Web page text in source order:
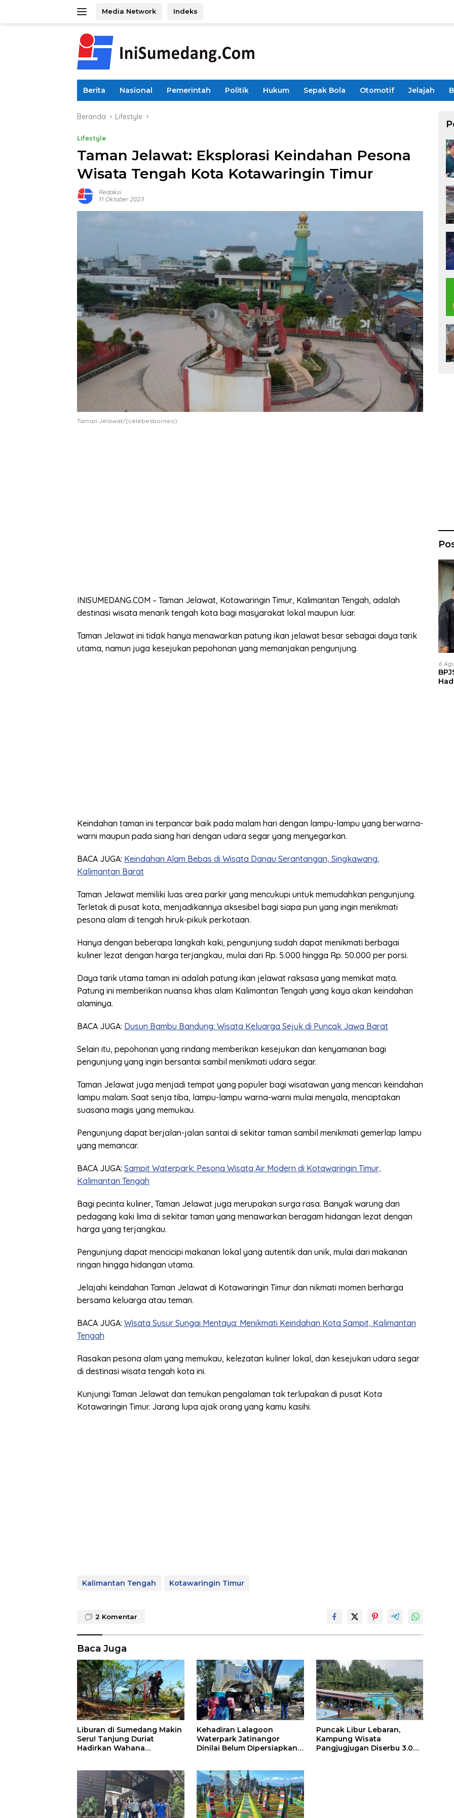
Media Network Indeks
Berita Nasional Pemerintah Politik Hukum Sepak Bola Otomotif Jelajah
Beranda Lifestyle
Lifestyle
Taman Jelawat: Eksplorasi Keindahan Pesona
Wisata Tengah Kota Kotawaringin Timur
Redaksi
11 Oktober 2023
Taman Jelawat/(celebesborneo)
INISUMEDANG.COM – Taman Jelawat, Kotawaringin Timur, Kalimantan Tengah, adalah
destinasi wisata menarik tengah kota bagi masyarakat lokal maupun luar.
Taman Jelawat ini tidak hanya menawarkan patung ikan jelawat besar sebagai daya tarik
utama, namun juga kesejukan pepohonan yang memanjakan pengunjung.
Keindahan taman ini terpancar baik pada malam hari dengan lampu-lampu yang berwarna-
warni maupun pada siang hari dengan udara segar yang menyegarkan.
BACA JUGA: Keindahan Alam Bebas di Wisata Danau Serantangan, Singkawang,
Kalimantan Barat
Taman Jelawat memiliki luas area parkir yang mencukupi untuk memudahkan pengunjung.
Terletak di pusat kota, menjadikannya aksesibel bagi siapa pun yang ingin menikmati
pesona alam di tengah hiruk-pikuk perkotaan.
Hanya dengan beberapa langkah kaki, pengunjung sudah dapat menikmati berbagai
kuliner lezat dengan harga terjangkau, mulai dari Rp. 5.000 hingga Rp. 50.000 per porsi.
Daya tarik utama taman ini adalah patung ikan jelawat raksasa yang memikat mata.
Patung ini memberikan nuansa khas alam Kalimantan Tengah yang kaya akan keindahan
alaminya.
BACA JUGA: Dusun Bambu Bandung: Wisata Keluarga Sejuk di Puncak Jawa Barat
Selain itu, pepohonan yang rindang memberikan kesejukan dan kenyamanan bagi
pengunjung yang ingin bersantai sambil menikmati udara segar.
Taman Jelawat juga menjadi tempat yang populer bagi wisatawan yang mencari keindahan
lampu malam. Saat senja tiba, lampu-lampu warna-warni mulai menyala, menciptakan
suasana magis yang memukau.
Pengunjung dapat berjalan-jalan santai di sekitar taman sambil menikmati gemerlap lampu
yang memancar.
BACA JUGA: Sampit Waterpark: Pesona Wisata Air Modern di Kotawaringin Timur,
Kalimantan Tengah
Bagi pecinta kuliner, Taman Jelawat juga merupakan surga rasa. Banyak warung dan
pedagang kaki lima di sekitar taman yang menawarkan beragam hidangan lezat dengan
harga yang terjangkau.
Pengunjung dapat mencicipi makanan lokal yang autentik dan unik, mulai dari makanan
ringan hingga hidangan utama.
Jelajahi keindahan Taman Jelawat di Kotawaringin Timur dan nikmati momen berharga
bersama keluarga atau teman.
BACA JUGA: Wisata Susur Sungai Mentaya: Menikmati Keindahan Kota Sampit, Kalimantan
Tengah
Rasakan pesona alam yang memukau, kelezatan kuliner lokal, dan kesejukan udara segar
di destinasi wisata tengah kota ini.
Kunjungi Taman Jelawat dan temukan pengalaman tak terlupakan di pusat Kota
Kotawaringin Timur. Jarang lupa ajak orang yang kamu kasihi.
Kalimantan Tengah Kotawaringin Timur
2 Komentar
Baca Juga
Liburan di Sumedang Makin
Seru! Tanjung Duriat
Hadirkan Wahana
Kehadiran Lalagoon
Waterpark Jatinangor
Dinilai Belum Dipersiapkan
Puncak Libur Lebaran,
Kampung Wisata
Pangjugjugan Diserbu 3.000
6